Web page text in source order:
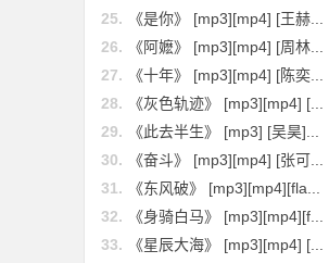
25.
《是你》 [mp3][mp4] [王赫...
26.
《阿嬷》 [mp3][mp4] [周林...
27.
《十年》 [mp3][mp4] [陈奕...
28.
《灰色轨迹》 [mp3][mp4] [...
29.
《此去半生》 [mp3] [吴昊]...
30.
《奋斗》 [mp3][mp4] [张可...
31.
《东风破》 [mp3][mp4][fla...
32.
《身骑白马》 [mp3][mp4][f...
33. 《星辰大海》 [mp3][mp4] [...